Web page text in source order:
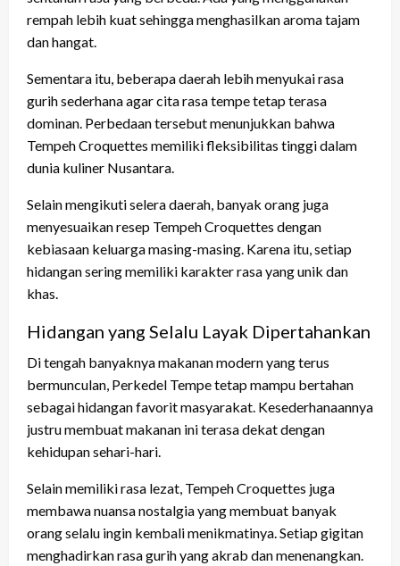
rempah lebih kuat sehingga menghasilkan aroma tajam
dan hangat.
Sementara itu, beberapa daerah lebih menyukai rasa
gurih sederhana agar cita rasa tempe tetap terasa
dominan. Perbedaan tersebut menunjukkan bahwa
Tempeh Croquettes memiliki fleksibilitas tinggi dalam
dunia kuliner Nusantara.
Selain mengikuti selera daerah, banyak orang juga
menyesuaikan resep Tempeh Croquettes dengan
kebiasaan keluarga masing-masing. Karena itu, setiap
hidangan sering memiliki karakter rasa yang unik dan
khas.
Hidangan yang Selalu Layak Dipertahankan
Di tengah banyaknya makanan modern yang terus
bermunculan, Perkedel Tempe tetap mampu bertahan
sebagai hidangan favorit masyarakat. Kesederhanaannya
justru membuat makanan ini terasa dekat dengan
kehidupan sehari-hari.
Selain memiliki rasa lezat, Tempeh Croquettes juga
membawa nuansa nostalgia yang membuat banyak
orang selalu ingin kembali menikmatinya. Setiap gigitan
menghadirkan rasa gurih yang akrab dan menenangkan.